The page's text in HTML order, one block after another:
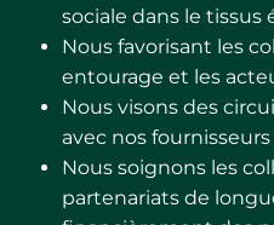
sociale dans le tissus
Nous favorisant les
entourage et les
Nous visons des
avec nos
Nous soignons les
partenariats de